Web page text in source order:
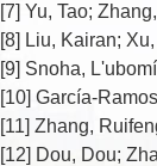
[7] Yu, Tao;
[8] Liu, Kairan;
[9] Snoha,
[10] García-
[11] Zhang,
[12] Dou, Dou;